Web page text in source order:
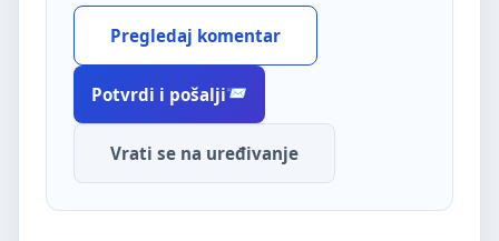
Pregledaj komentar
Potvrdi i pošalji
Vrati se na uređivanje